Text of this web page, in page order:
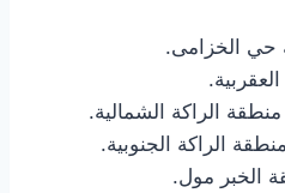
حي الخزامى.
الراكة الشمالية.
الراكة الجنوبية.
الخبر مول.